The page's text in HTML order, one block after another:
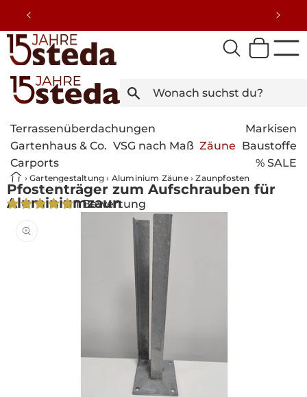
zum
Terrassenüberdachungen
Markisen
Gartenhaus & Co. VSG nach Maß Zäune Baustoffe
Carports
% SALE
› Gartengestaltung › Aluminium Zäune › Zaunpfosten
Pfostenträger zum Aufschrauben für
Aluminiumzaun
1 Bewertung